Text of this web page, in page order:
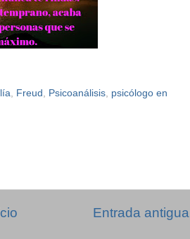
Freud Psicoanálisis psicólogo en
Entrada antigua